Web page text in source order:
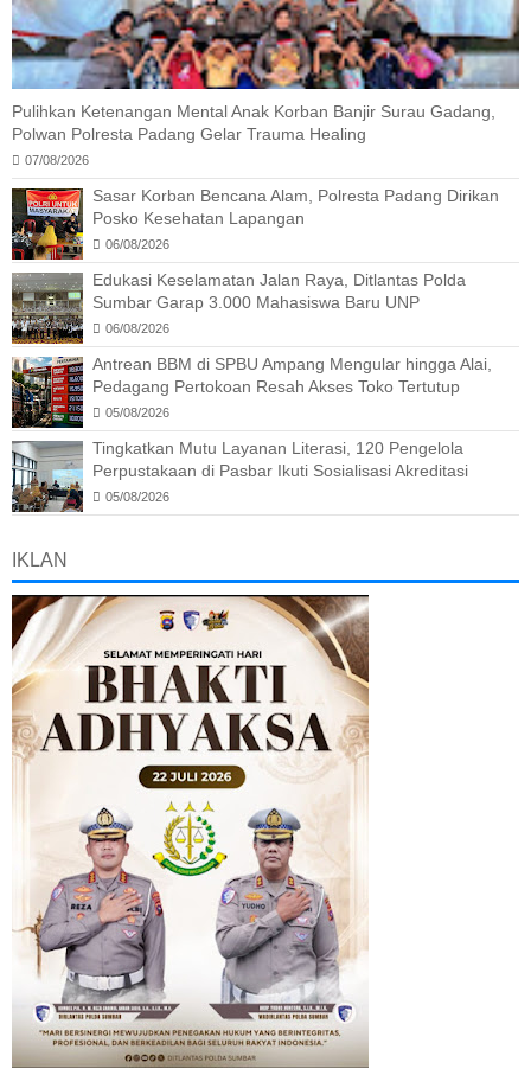
Pulihkan Ketenangan Mental Anak Korban Banjir Surau Gadang,
Polwan Polresta Padang Gelar Trauma Healing
07/08/2026
Sasar Korban Bencana Alam, Polresta Padang Dirikan
Posko Kesehatan Lapangan
06/08/2026
Edukasi Keselamatan Jalan Raya, Ditlantas Polda
Sumbar Garap 3.000 Mahasiswa Baru UNP
06/08/2026
Antrean BBM di SPBU Ampang Mengular hingga Alai,
Pedagang Pertokoan Resah Akses Toko Tertutup
05/08/2026
Tingkatkan Mutu Layanan Literasi, 120 Pengelola
Perpustakaan di Pasbar Ikuti Sosialisasi Akreditasi
05/08/2026
IKLAN